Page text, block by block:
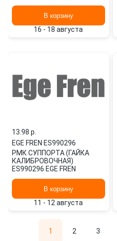
В корзину
16 - 18 августа
13.98 p.
EGE FREN·ES990296
РМК СУППОРТА (ГАЙКА
КАЛИБРОВОЧНАЯ)
ES990296 EGE FREN
В корзину
11 - 12 августа
1 2 3